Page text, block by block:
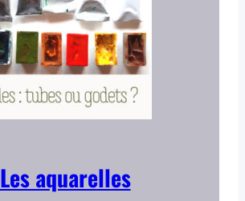
Les aquarelles